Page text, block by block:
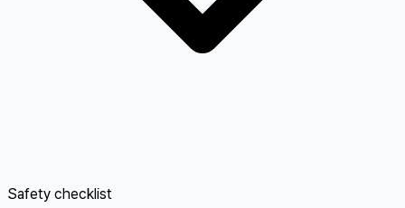
Safety checklist